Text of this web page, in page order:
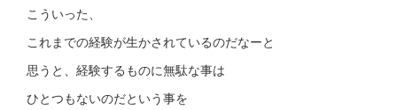
こういった、
これまでの経験が生かされているのだなーと
思うと、経験するものに無駄な事は
ひとつもないのだという事を